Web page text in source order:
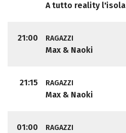
A tutto reality l'isola
21:00 RAGAZZI
Max & Naoki
21:15 RAGAZZI
Max & Naoki
01:00 RAGAZZI